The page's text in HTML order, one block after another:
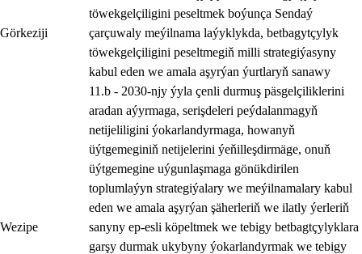
Görkeziji
töwekgelçiligini peseltmek boýunça Sendaý
çarçuwaly meýilnama laýyklykda, betbagytçylyk
töwekgelçiligini peseltmegiň milli strategiýasyny
kabul eden we amala aşyrýan ýurtlaryň sanawy
Wezipe
11.b - 2030-njy ýyla çenli durmuş päsgelçiliklerini
aradan aýyrmaga, serişdeleri peýdalanmagyň
netijeliligini ýokarlandyrmaga, howanyň
üýtgemeginiň netijelerini ýeňilleşdirmäge, onuň
üýtgemegine uýgunlaşmaga gönükdirilen
toplumlaýyn strategiýalary we meýilnamalary kabul
eden we amala aşyrýan şäherleriň we ilatly ýerleriň
sanyny ep-esli köpeltmek we tebigy betbagtçylyklara
garşy durmak ukybyny ýokarlandyrmak we tebigy